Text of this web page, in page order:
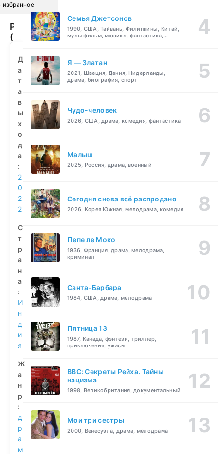
избранное
Родственнички
(2022)
бесплатно
Д
а
т
а
в
ы
х
о
д
а
:
2
0
2
2
С
т
р
а
н
а
:
И
н
д
и
я
Ж
а
н
р
:
д
р
а
м
Семья Джетсонов
1990, США, Тайвань, Филиппины, Китай,
мультфильм, мюзикл, фантастика,
Я — Златан
2021, Швеция, Дания, Нидерланды,
драма, биография, спорт
Чудо-человек
2026, США, драма, комедия, фантастика
Малыш
2025, Россия, драма, военный
Сегодня снова всё распродано
2026, Корея Южная, мелодрама, комедия
Пепе ле Моко
1936, Франция, драма, мелодрама,
криминал
Санта-Барбара
1984, США, драма, мелодрама
Пятница 13
1987, Канада, фэнтези, триллер,
приключения, ужасы
BBC: Секреты Рейха. Тайны
нацизма
1998, Великобритания, документальный
Мои три сестры
2000, Венесуэла, драма, мелодрама